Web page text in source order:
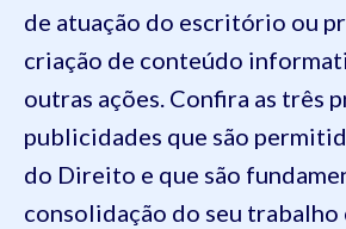
de atuação do escritório ou
criação de conteúdo
outras ações. Confira as três
publicidades que são
do Direito e que são
consolidação do seu trabalho